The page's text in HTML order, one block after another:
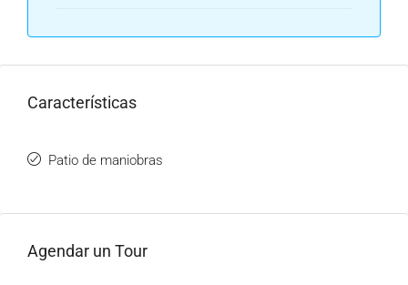
Características
Patio de maniobras
Agendar un Tour